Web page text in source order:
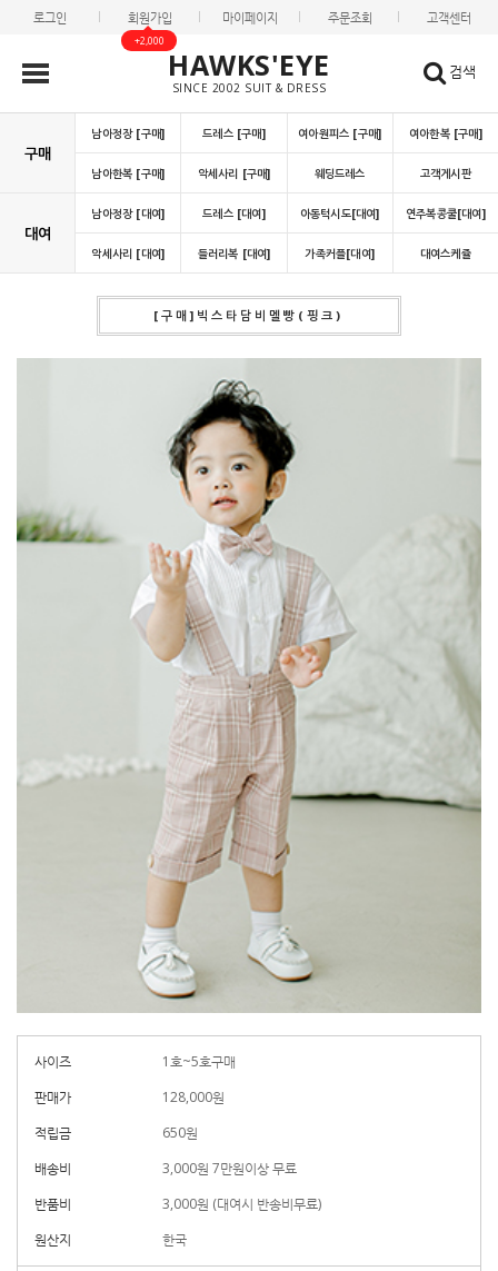
로그인 회원가입
+2,000
마이페이지 주문조회 고객센터
HAWKS'EYE
SINCE 2002 SUIT & DRESS
검색
구매
남아정장 [구매] 드레스 [구매] 여아원피스 [구매] 여아한복 [구매]
남아한복 [구매] 악세사리 [구매] 웨딩드레스 고객게시판
대여
남아정장 [대여] 드레스 [대여] 아동턱시도[대여] 연주복콩쿨[대여]
악세사리 [대여] 들러리복 [대여] 가족커플[대여] 대여스케쥴
[구매]빅스타담비멜빵(핑크)
사이즈
1호~5호구매
판매가
128,000원
적립금
650원
배송비
3,000원 7만원이상 무료
반품비
3,000원 (대여시 반송비무료)
원산지
한국